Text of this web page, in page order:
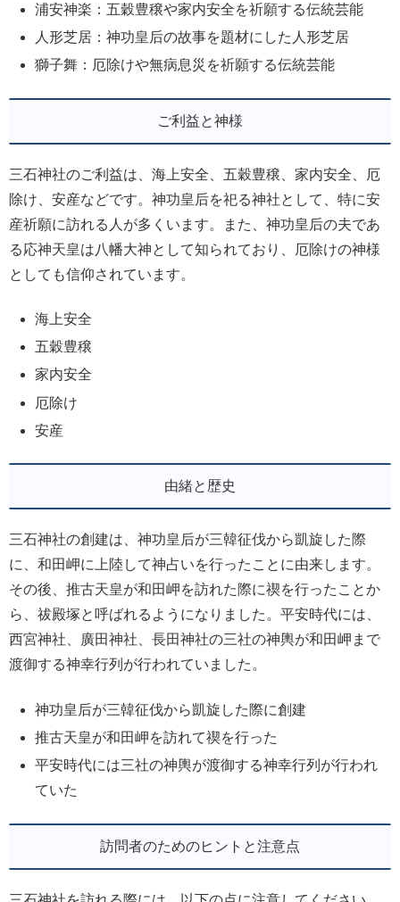
浦安神楽：五穀豊穣や家内安全を祈願する伝統芸能
人形芝居：神功皇后の故事を題材にした人形芝居
獅子舞：厄除けや無病息災を祈願する伝統芸能
ご利益と神様
三石神社のご利益は、海上安全、五穀豊穣、家内安全、厄
除け、安産などです。神功皇后を祀る神社として、特に安
産祈願に訪れる人が多くいます。また、神功皇后の夫であ
る応神天皇は八幡大神として知られており、厄除けの神様
としても信仰されています。
海上安全
五穀豊穣
家内安全
厄除け
安産
由緒と歴史
三石神社の創建は、神功皇后が三韓征伐から凱旋した際
に、和田岬に上陸して神占いを行ったことに由来します。
その後、推古天皇が和田岬を訪れた際に禊を行ったことか
ら、祓殿塚と呼ばれるようになりました。平安時代には、
西宮神社、廣田神社、長田神社の三社の神輿が和田岬まで
渡御する神幸行列が行われていました。
神功皇后が三韓征伐から凱旋した際に創建
推古天皇が和田岬を訪れて禊を行った
平安時代には三社の神輿が渡御する神幸行列が行われ
ていた
訪問者のためのヒントと注意点